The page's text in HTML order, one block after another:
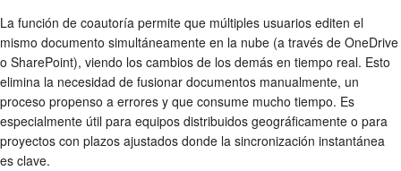
La función de coautoría permite que múltiples usuarios editen el
mismo documento simultáneamente en la nube (a través de OneDrive
o SharePoint), viendo los cambios de los demás en tiempo real. Esto
elimina la necesidad de fusionar documentos manualmente, un
proceso propenso a errores y que consume mucho tiempo. Es
especialmente útil para equipos distribuidos geográficamente o para
proyectos con plazos ajustados donde la sincronización instantánea
es clave.